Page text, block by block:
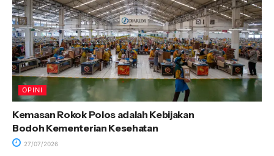
OPINI
Kemasan Rokok Polos adalah Kebijakan
Bodoh Kementerian Kesehatan
27/07/2026